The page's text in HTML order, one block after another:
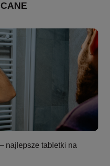
najlepsze tabletki na